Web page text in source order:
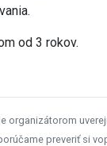
od 3 rokov.
organizátorom
preveriť si